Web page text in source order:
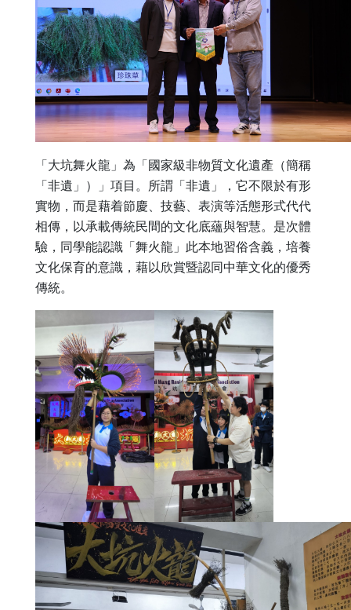
「大坑舞火龍」為「國家級非物質文化遺產（簡稱
「非遺」）」項目。所謂「非遺」，它不限於有形
實物，而是藉着節慶、技藝、表演等活態形式代代
相傳，以承載傳統民間的文化底蘊與智慧。是次體
驗，同學能認識「舞火龍」此本地習俗含義，培養
文化保育的意識，藉以欣賞暨認同中華文化的優秀
傳統。